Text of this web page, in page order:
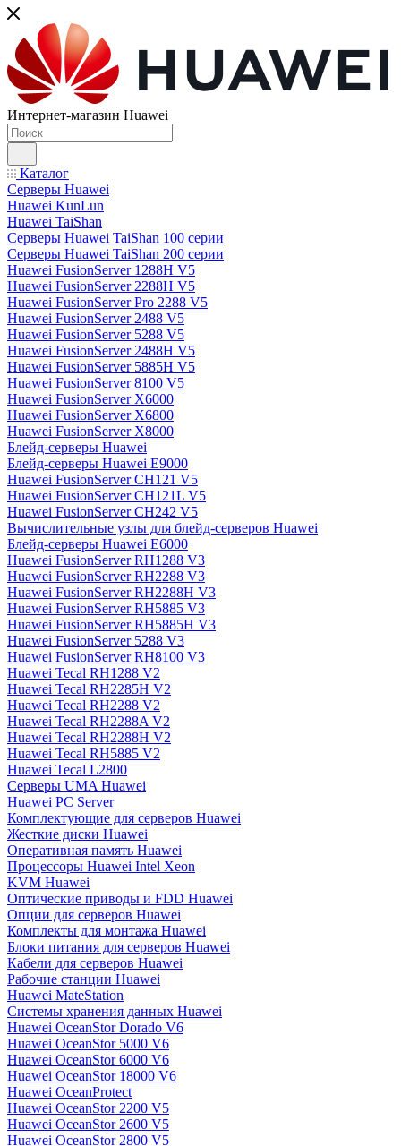
Интернет-магазин Huawei
Каталог
Серверы Huawei
Huawei KunLun
Huawei TaiShan
Серверы Huawei TaiShan 100 серии
Серверы Huawei TaiShan 200 серии
Huawei FusionServer 1288H V5
Huawei FusionServer 2288H V5
Huawei FusionServer Pro 2288 V5
Huawei FusionServer 2488 V5
Huawei FusionServer 5288 V5
Huawei FusionServer 2488H V5
Huawei FusionServer 5885H V5
Huawei FusionServer 8100 V5
Huawei FusionServer X6000
Huawei FusionServer X6800
Huawei FusionServer X8000
Блейд-серверы Huawei
Блейд-серверы Huawei E9000
Huawei FusionServer CH121 V5
Huawei FusionServer CH121L V5
Huawei FusionServer CH242 V5
Вычислительные узлы для блейд-серверов Huawei
Блейд-серверы Huawei E6000
Huawei FusionServer RH1288 V3
Huawei FusionServer RH2288 V3
Huawei FusionServer RH2288H V3
Huawei FusionServer RH5885 V3
Huawei FusionServer RH5885H V3
Huawei FusionServer 5288 V3
Huawei FusionServer RH8100 V3
Huawei Tecal RH1288 V2
Huawei Tecal RH2285H V2
Huawei Tecal RH2288 V2
Huawei Tecal RH2288A V2
Huawei Tecal RH2288H V2
Huawei Tecal RH5885 V2
Huawei Tecal L2800
Серверы UMA Huawei
Huawei PC Server
Комплектующие для серверов Huawei
Жесткие диски Huawei
Оперативная память Huawei
Процессоры Huawei Intel Xeon
KVM Huawei
Оптические приводы и FDD Huawei
Опции для серверов Huawei
Комплекты для монтажа Huawei
Блоки питания для серверов Huawei
Кабели для серверов Huawei
Рабочие станции Huawei
Huawei MateStation
Системы хранения данных Huawei
Huawei OceanStor Dorado V6
Huawei OceanStor 5000 V6
Huawei OceanStor 6000 V6
Huawei OceanStor 18000 V6
Huawei OceanProtect
Huawei OceanStor 2200 V5
Huawei OceanStor 2600 V5
Huawei OceanStor 2800 V5